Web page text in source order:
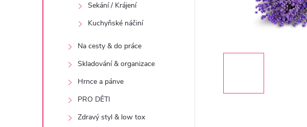
Sekání / Krájení
Kuchyňské náčiní
Na cesty & do práce
Skladování & organizace
Hrnce a pánve
PRO DĚTI
Zdravý styl & low tox